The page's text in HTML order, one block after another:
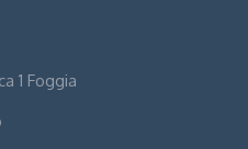
1 Foggia